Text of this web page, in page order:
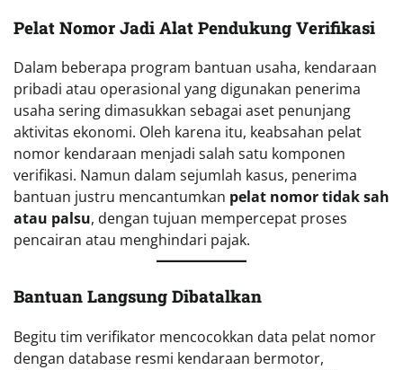
Pelat Nomor Jadi Alat Pendukung Verifikasi
Dalam beberapa program bantuan usaha, kendaraan
pribadi atau operasional yang digunakan penerima
usaha sering dimasukkan sebagai aset penunjang
aktivitas ekonomi. Oleh karena itu, keabsahan pelat
nomor kendaraan menjadi salah satu komponen
verifikasi. Namun dalam sejumlah kasus, penerima
bantuan justru mencantumkan pelat nomor tidak sah
atau palsu, dengan tujuan mempercepat proses
pencairan atau menghindari pajak.
Bantuan Langsung Dibatalkan
Begitu tim verifikator mencocokkan data pelat nomor
dengan database resmi kendaraan bermotor,